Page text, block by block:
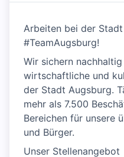
Arbeiten bei der
#TeamAugsburg!
Wir sichern
wirtschaftliche und
der Stadt Augsburg.
mehr als 7.500
Bereichen für unsere
und Bürger.
Unser Stellenangebot